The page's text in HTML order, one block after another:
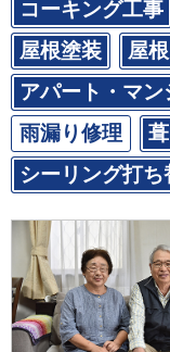
コーキング工事
屋根塗装
屋
アパート・マン
雨漏り修理
シーリング打ち